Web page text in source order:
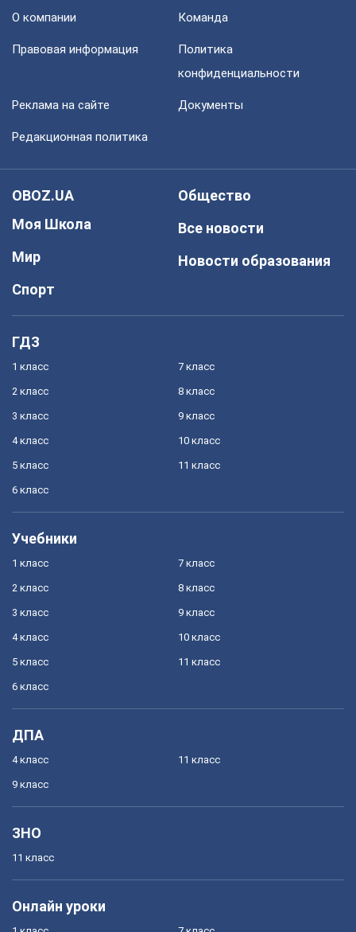
О компании Команда
Правовая информация
Политика
конфиденциальности
Реклама на сайте Документы
Редакционная политика
OBOZ.UA
Моя Школа
Мир
Спорт
Общество
Все новости
Новости образования
ГДЗ
1 класс
2 класс
3 класс
4 класс
5 класс
6 класс
7 класс
8 класс
9 класс
10 класс
11 класс
Учебники
1 класс
2 класс
3 класс
4 класс
5 класс
6 класс
7 класс
8 класс
9 класс
10 класс
11 класс
ДПА
4 класс
9 класс
11 класс
ЗНО
11 класс
Онлайн уроки